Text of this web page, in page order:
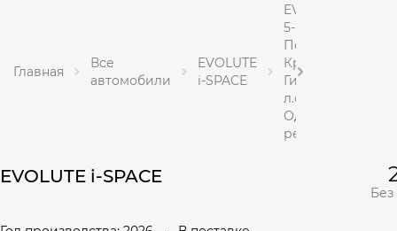
Главная
Все
автомобили
EVOLUTE
i-SPACE
EVOLUTE i-SPACE
5-местный
Полный привод
Кроссовер
Гибрид 1,5 л 367
л.с.
редуктор
EVOLUTE i-SPACE